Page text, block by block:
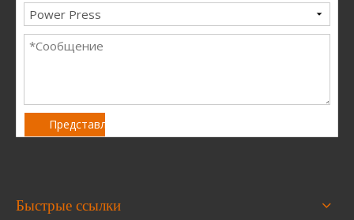
Представлять на рассмотрение
Быстрые ссылки